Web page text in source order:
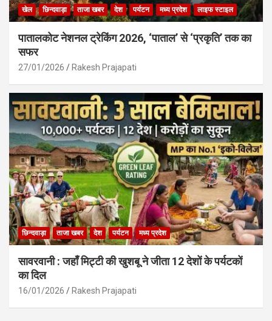
खेल छिन्दवाड़ा ताजा खबर देश पर्यटन मध्य प्रदेश लाइफ स्टाइल
पातालकोट नेशनल ट्रेकिंग 2026, ‘पाताल’ से ‘प्रकृति’ तक का
सफर
27/01/2026 Rakesh Prajapati
छिन्दवाड़ा ताजा खबर देश पर्यटन मध्य प्रदेश
सावरवानी : जहाँ मिट्टी की खुशबू ने जीता 12 देशों के पर्यटकों
का दिल
16/01/2026 Rakesh Prajapati